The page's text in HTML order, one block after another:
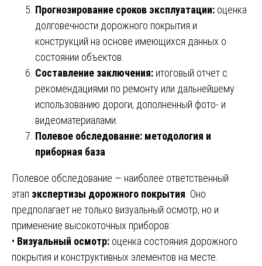
Прогнозирование сроков эксплуатации: оценка
долговечности дорожного покрытия и
конструкций на основе имеющихся данных о
состоянии объектов.
Составление заключения: итоговый отчет с
рекомендациями по ремонту или дальнейшему
использованию дороги, дополненный фото- и
видеоматериалами.
Полевое обследование: методология и
приборная база
Полевое обследование — наиболее ответственный
этап экспертизы дорожного покрытия . Оно
предполагает не только визуальный осмотр, но и
применение высокоточных приборов:
• Визуальный осмотр: оценка состояния дорожного
покрытия и конструктивных элементов на месте.